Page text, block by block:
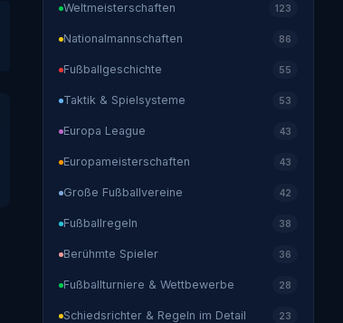
Weltmeisterschaften 123
Nationalmannschaften 86
Fußballgeschichte 55
Taktik & Spielsysteme 53
Europa League 43
Europameisterschaften 43
Große Fußballvereine 42
Fußballregeln 38
Berühmte Spieler 36
Fußballturniere & Wettbewerbe 28
Schiedsrichter & Regeln im Detail 23